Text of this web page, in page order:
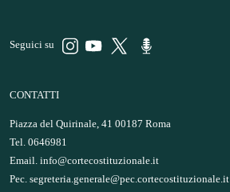
Seguici su
CONTATTI
Piazza del Quirinale, 41 00187 Roma
Tel. 0646981
Email. info@cortecostituzionale.it
Pec. segreteria.generale@pec.cortecostituzionale.it